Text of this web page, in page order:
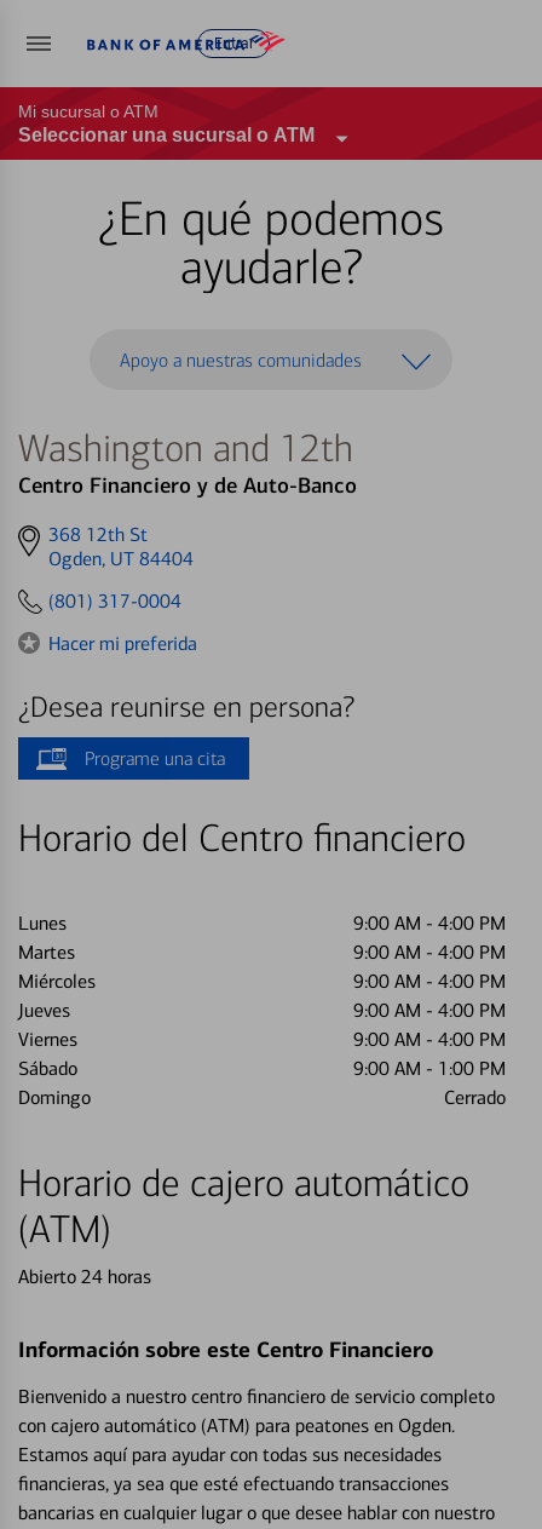
Entrar
Mi sucursal o ATM
Seleccionar una sucursal o ATM
¿En qué podemos
ayudarle?
Apoyo a nuestras comunidades
Washington and 12th
Centro Financiero y de Auto-Banco
Get
directions
368 12th St
Ogden, UT 84404
(801) 317-0004
Hacer mi preferida
¿Desea reunirse en persona?
Programe una cita
Horario del Centro financiero
Lunes 9:00 AM - 4:00 PM
Martes
9:00 AM - 4:00 PM
Miércoles
9:00 AM - 4:00 PM
Jueves
9:00 AM - 4:00 PM
Viernes
9:00 AM - 4:00 PM
Sábado
9:00 AM - 1:00 PM
Domingo
Cerrado
Horario de cajero automático
(ATM)
Abierto 24 horas
Información sobre este Centro Financiero
Bienvenido a nuestro centro financiero de servicio completo
con cajero automático (ATM) para peatones en Ogden.
Estamos aquí para ayudar con todas sus necesidades
financieras, ya sea que esté efectuando transacciones
bancarias en cualquier lugar o que desee hablar con nuestro